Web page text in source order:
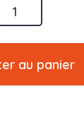
au panier